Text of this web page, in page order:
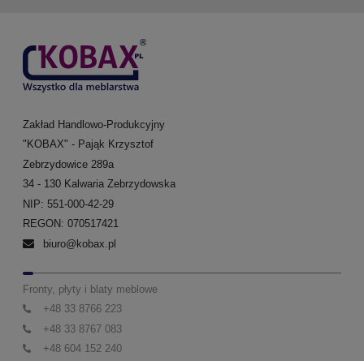
Zakład Handlowo-Produkcyjny
"KOBAX" - Pająk Krzysztof
Zebrzydowice 289a
34 - 130 Kalwaria Zebrzydowska
NIP: 551-000-42-29
REGON: 070517421
biuro@kobax.pl
Fronty, płyty i blaty meblowe
+48 33 8766 223
+48 33 8767 083
+48 604 152 240